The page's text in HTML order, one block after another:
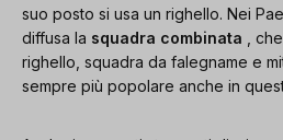
suo posto si usa un righello. Nei
diffusa la squadra combinata
,
righello, squadra da falegname e
sempre più popolare anche in